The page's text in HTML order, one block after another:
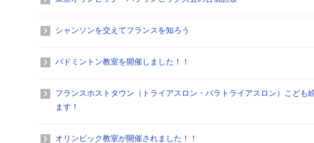
シャンソンを交えてフランスを知ろう
バドミントン教室を開催しました！！
フランスホストタウン（トライアスロン・パラトライアスロン）こども
ます！
オリンピック教室が開催されました！！